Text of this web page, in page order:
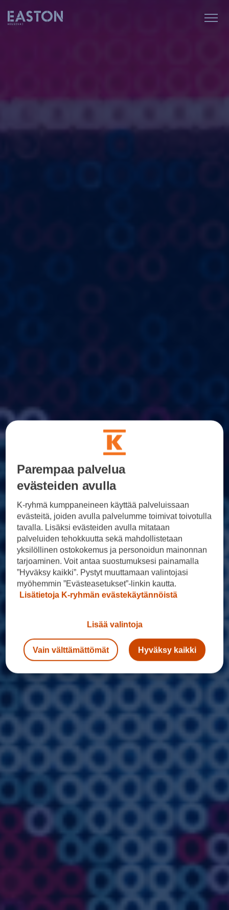
Parempaa palvelua
evästeiden avulla
K-ryhmä kumppaneineen käyttää palveluissaan
evästeitä, joiden avulla palvelumme toimivat toivotulla
tavalla. Lisäksi evästeiden avulla mitataan
palveluiden tehokkuutta sekä mahdollistetaan
yksilöllinen ostokokemus ja personoidun mainonnan
tarjoaminen. Voit antaa suostumuksesi painamalla
”Hyväksy kaikki”. Pystyt muuttamaan valintojasi
myöhemmin ”Evästeasetukset”-linkin kautta.
Lisätietoja K-ryhmän evästekäytännöistä
Lisää valintoja
Vain välttämättömät Hyväksy kaikki